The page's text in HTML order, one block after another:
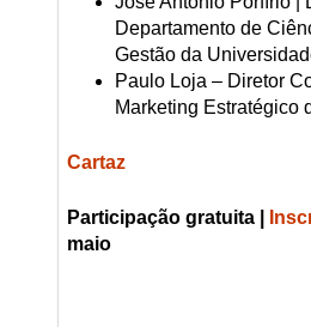
Departamento de
Gestão da
Paulo Loja – Diretor
Marketing Estratégico
Cartaz
Participação gratuita |
maio